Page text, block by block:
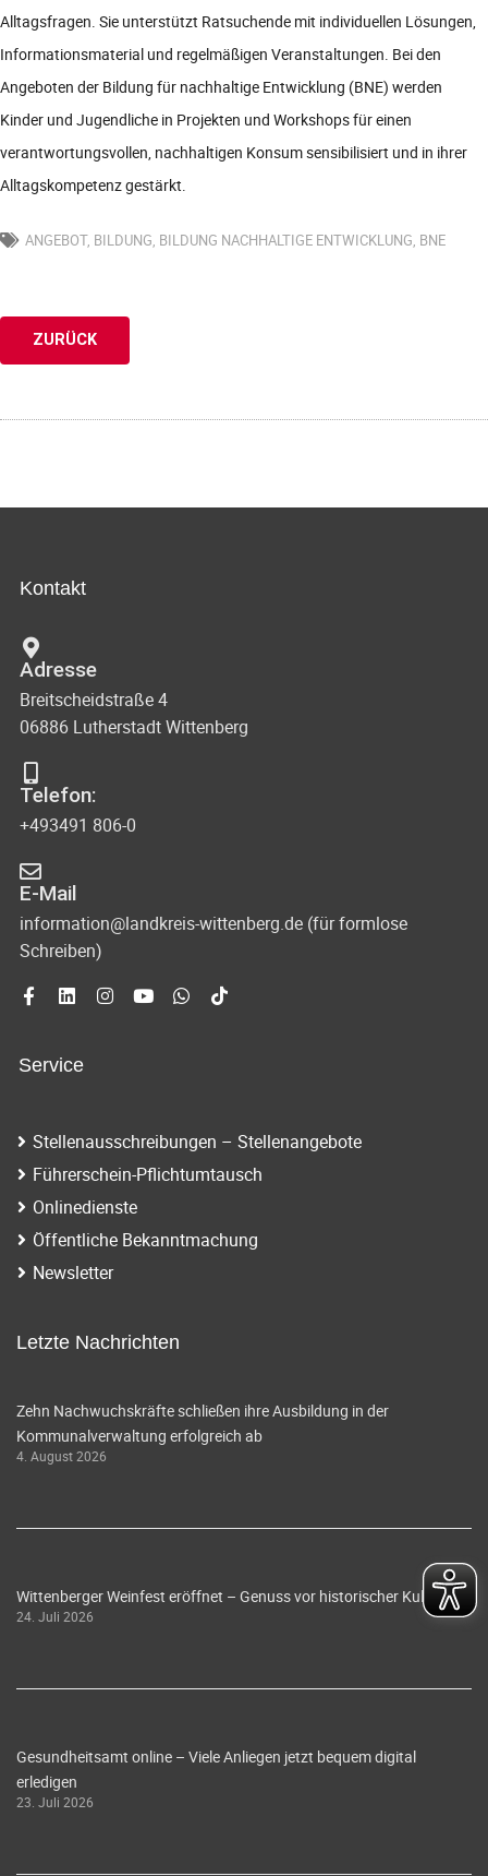
Alltagsfragen. Sie unterstützt Ratsuchende mit individuellen Lösungen,
Informationsmaterial und regelmäßigen Veranstaltungen. Bei den
Angeboten der Bildung für nachhaltige Entwicklung (BNE) werden
Kinder und Jugendliche in Projekten und Workshops für einen
verantwortungsvollen, nachhaltigen Konsum sensibilisiert und in ihrer
Alltagskompetenz gestärkt.
ANGEBOT, BILDUNG, BILDUNG NACHHALTIGE ENTWICKLUNG, BNE
ZURÜCK
Kontakt
Adresse
Breitscheidstraße 4
06886 Lutherstadt Wittenberg
Telefon:
+493491 806-0
E-Mail
information@landkreis-wittenberg.de (für formlose
Schreiben)
Service
Stellenausschreibungen – Stellenangebote
Führerschein-Pflichtumtausch
Onlinedienste
Öffentliche Bekanntmachung
Newsletter
Letzte Nachrichten
Zehn Nachwuchskräfte schließen ihre Ausbildung in der
Kommunalverwaltung erfolgreich ab
4. August 2026
Wittenberger Weinfest eröffnet – Genuss vor historischer Kulisse
24. Juli 2026
Gesundheitsamt online – Viele Anliegen jetzt bequem digital
erledigen
23. Juli 2026